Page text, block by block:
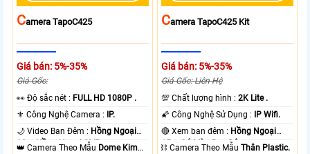
CAmera TapoC425
Giá bán: 5%-35%
Giá Gốc:
️👀 Độ sắc nét : FULL HD 1080P .
⚜️ Công Nghệ Camera :
IP.
🌙 Video Ban Đêm : Hồng Ngoại
10m Hồng Ngoại SMD.
👑 Camera Theo Mẫu Dome Kim
CAmera TapoC425 Kit
Giá bán: 5%-35%
Giá Gốc: Liên Hệ
💯 Chất lượng hình :2K Lite .
🌠 Công Nghệ Sử Dụng :
IP Wifi.
🔴 Xem ban đêm : Hồng Ngoại
15m Có Màu Ban Ðêm.
⛓ Camera Theo MẫuThân Plastic.